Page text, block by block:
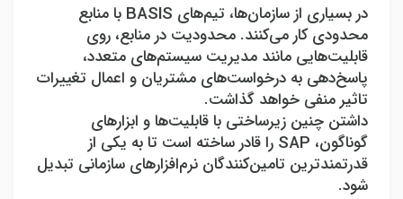
در بسیاری از سازمان‌ها، تیم‌های BASIS با منابع
محدودی کار می‌کنند. محدودیت در منابع، روی
قابلیت‌هایی مانند مدیریت سیستم‌های متعدد،
پاسخ‌دهی به درخواست‌های مشتریان و اعمال تغییرات
تاثیر منفی خواهد گذاشت.
داشتن چنین زیرساختی با قابلیت‌ها و ابزارهای
گوناگون، SAP را قادر ساخته است تا به یکی از
قدرتمندترین تامین‌کنندگان نرم‌افزارهای سازمانی تبدیل
شود.